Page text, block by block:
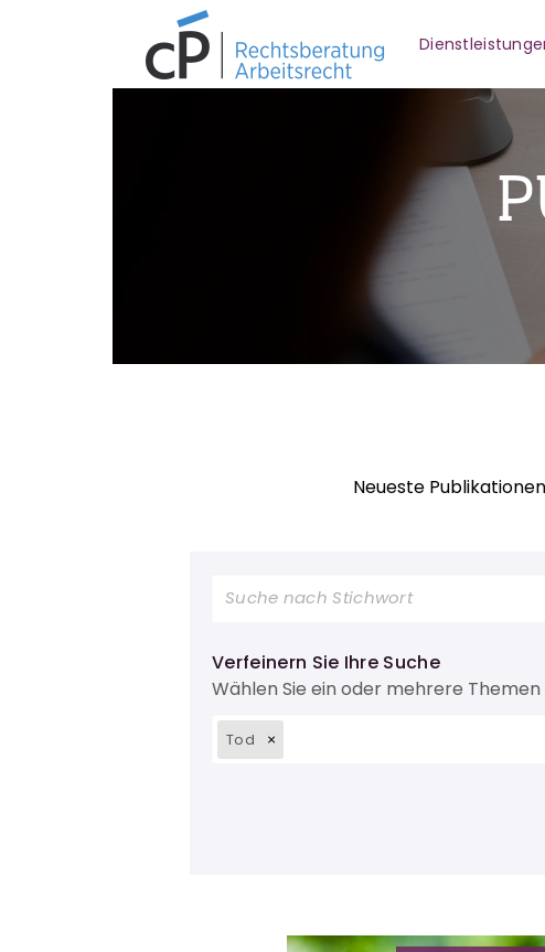
Neueste Publikationen
Verfeinern Sie Ihre Suche
Wählen Sie ein oder mehrere Themen
Tod